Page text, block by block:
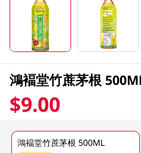
鴻褔堂竹蔗茅根
$9.00
鴻褔堂竹蔗茅根 500ML